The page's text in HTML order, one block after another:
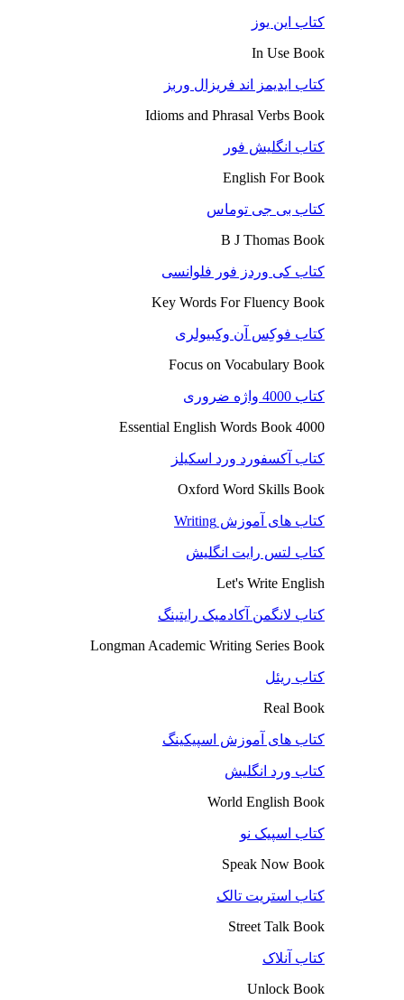
کتاب این یوز
In Use Book
کتاب ایدیمز اند فریزال وربز
Idioms and Phrasal Verbs Book
کتاب انگلیش فور
English For Book
کتاب بی جی توماس
B J Thomas Book
کتاب کی وردز فور فلوانسی
Key Words For Fluency Book
کتاب فوکِس آن وکبیولری
Focus on Vocabulary Book
کتاب 4000 واژه ضروری
4000 Essential English Words Book
کتاب آکسفورد ورد اسکیلز
Oxford Word Skills Book
کتاب های آموزش Writing
کتاب لتس رایت انگلیش
Let's Write English
کتاب لانگمن آکادمیک رایتینگ
Longman Academic Writing Series Book
کتاب ریئل
Real Book
کتاب های آموزش اسپیکینگ
کتاب ورد انگلیش
World English Book
کتاب اسپیک نو
Speak Now Book
کتاب استریت تالک
Street Talk Book
کتاب آنلاک
Unlock Book